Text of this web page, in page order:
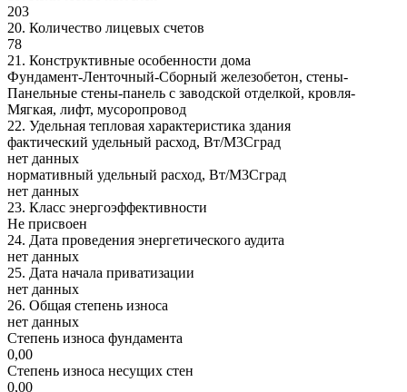
203
20. Количество лицевых счетов
78
21. Конструктивные особенности дома
Фундамент-Ленточный-Сборный железобетон, стены-
Панельные стены-панель с заводской отделкой, кровля-
Мягкая, лифт, мусоропровод
22. Удельная тепловая характеристика здания
фактический удельный расход, Вт/М3Сград
нет данных
нормативный удельный расход, Вт/М3Сград
нет данных
23. Класс энергоэффективности
Не присвоен
24. Дата проведения энергетического аудита
нет данных
25. Дата начала приватизации
нет данных
26. Общая степень износа
нет данных
Степень износа фундамента
0,00
Степень износа несущих стен
0,00